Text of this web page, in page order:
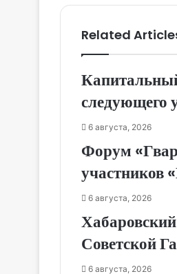
Related
следующего
6 августа, 2026
Форум
участников
6 августа, 2026
Советской
6 августа, 2026